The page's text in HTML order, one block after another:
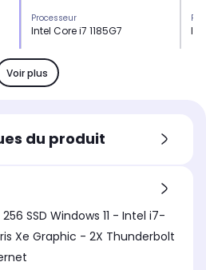
Processeur
Intel Core i7 1185G7
Nombre de coeurs
4 coeurs
Mémoire vive
32 Go
Type de charnière
Standard
Voir plus
du produit
SSD Windows 11 - Intel i7-
Iris Xe Graphic - 2X Thunderbolt